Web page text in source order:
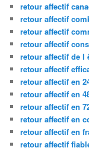
retour affectif
retour affectif
retour affectif
retour affectif
retour affectif de l
retour affectif
retour affectif en
retour affectif en
retour affectif en
retour affectif en
retour affectif en
retour affectif